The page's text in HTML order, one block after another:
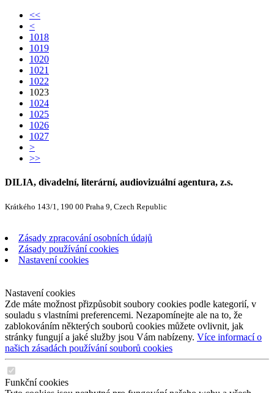
<<
<
1018
1019
1020
1021
1022
1023
1024
1025
1026
1027
>
>>
DILIA, divadelní, literární, audiovizuální agentura, z.s.
Krátkého 143/1, 190 00 Praha 9, Czech Republic
Zásady zpracování osobních údajů
Zásady používání cookies
Nastavení cookies
Nastavení cookies
Zde máte možnost přizpůsobit soubory cookies podle kategorií, v
souladu s vlastními preferencemi. Nezapomínejte ale na to, že
zablokováním některých souborů cookies můžete ovlivnit, jak
stránky fungují a jaké služby jsou Vám nabízeny. Více informací o
našich zásadách používání souborů cookies
Funkční cookies